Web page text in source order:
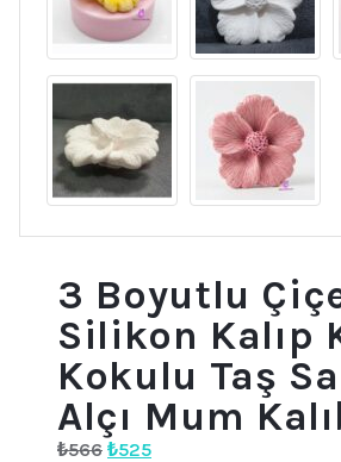
3 Boyutlu
Silikon Kalıp
Kokulu Taş
Alçı Mum
₺566 Orijinal
₺525Şu